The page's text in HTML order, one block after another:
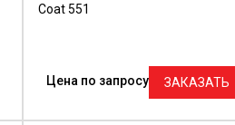
Coat 551
Цена по запросу ЗАКАЗАТЬ